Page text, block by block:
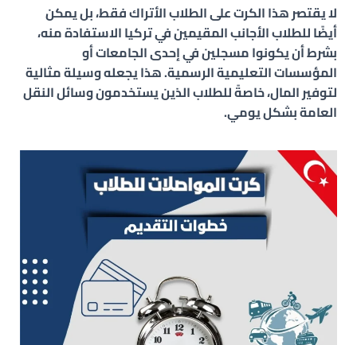
لا يقتصر هذا الكرت على الطلاب الأتراك فقط، بل يمكن
أيضًا للطلاب الأجانب المقيمين في تركيا الاستفادة منه،
بشرط أن يكونوا مسجلين في إحدى الجامعات أو
المؤسسات التعليمية الرسمية. هذا يجعله وسيلة مثالية
لتوفير المال، خاصةً للطلاب الذين يستخدمون وسائل النقل
العامة بشكل يومي.